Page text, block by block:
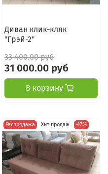
Диван клик-кляк
"Грэй-2"
33 400.00 руб
31 000.00 руб
В корзину
Распродажа Хит продаж -17%